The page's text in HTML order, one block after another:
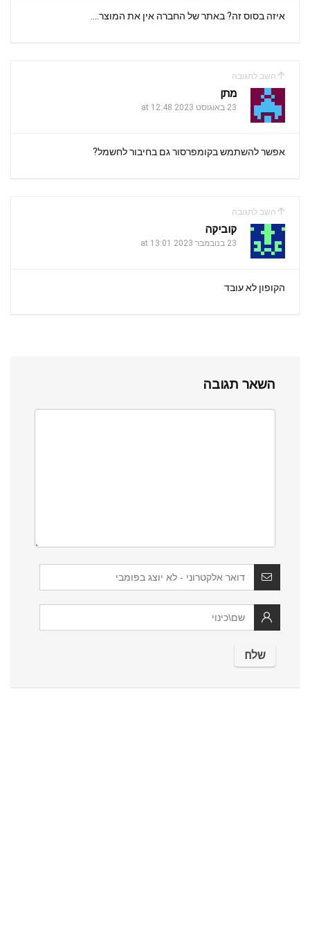
איזה בסוס זה? באתר של החברה אין את המוצר….
השב לתגובה
מתן
23 באוגוסט 2023 at 12:48
אפשר להשתמש בקומפרסור גם בחיבור לחשמל?
השב לתגובה
קוביקה
23 בנובמבר 2023 at 13:01
הקופון לא עובד
השאר תגובה